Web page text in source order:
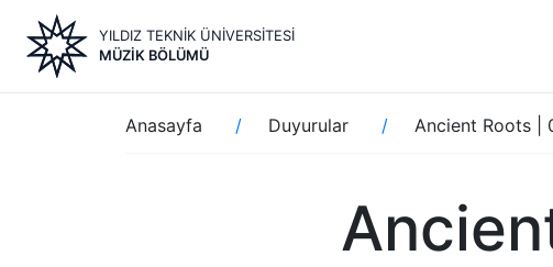
içeriğe
YILDIZ TEKNİK ÜNİVERSİTESİ
MÜZIK BÖLÜMÜ
Sayfa
yolu
Anasayfa Duyurular Ancient Roots |